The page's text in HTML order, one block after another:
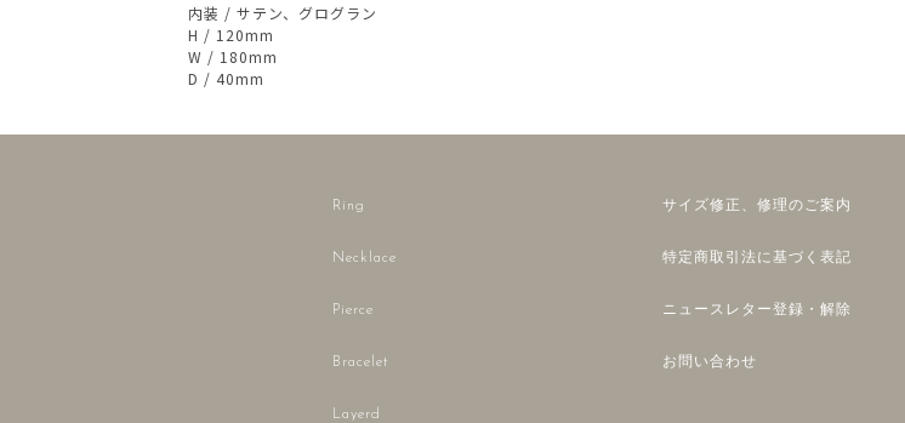
内装 / サテン、グログラン
H / 120mm
W / 180mm
D / 40mm
Ring
Necklace
Pierce
Bracelet
Layerd
サイズ修正、修理のご案内
特定商取引法に基づく表記
ニュースレター登録・解除
お問い合わせ